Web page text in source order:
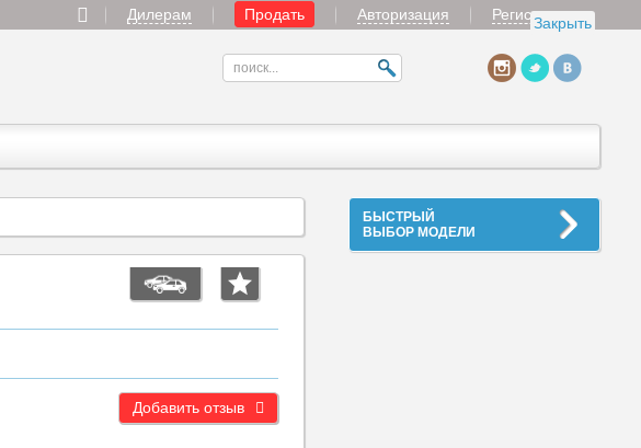
Закрыть
Дилерам Продать Авторизация Регистрация
БЫСТРЫЙ
ВЫБОР МОДЕЛИ
Добавить отзыв